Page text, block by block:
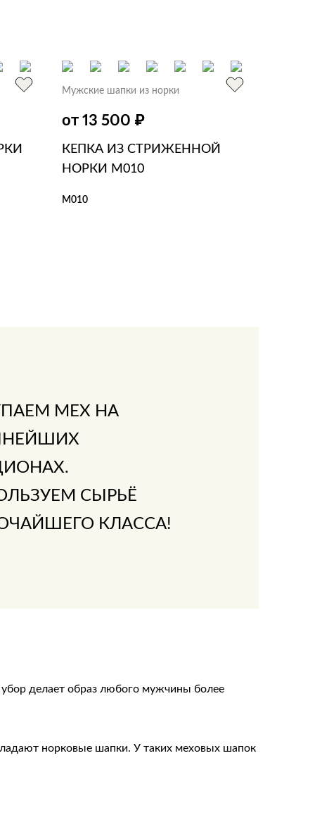
Мужские шапки из норки
от 13 500 ₽
КЕПКА ИЗ СТРИЖЕННОЙ
НОРКИ M010
M010
МЕХ НА
СЫРЬЁ
КЛАССА!
делает образ любого мужчины более
норковые шапки. У таких меховых шапок